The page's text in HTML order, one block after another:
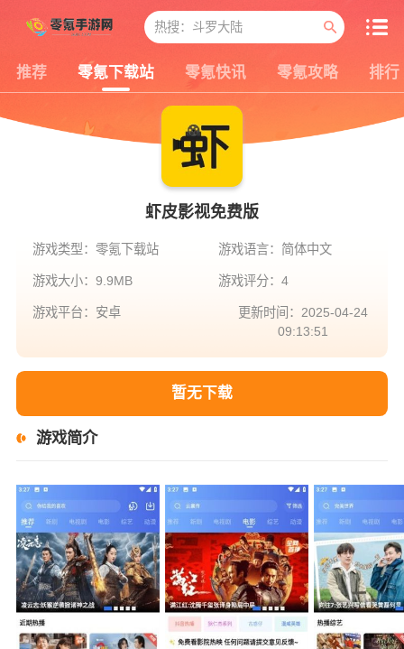
推荐 零氪下载站 零氪快讯 零氪攻略 排行
虾皮影视免费版
游戏类型：零氪下载站 游戏语言：简体中文
游戏大小：9.9MB 游戏评分：4
游戏平台：安卓
更新时间：2025-04-24
09:13:51
暂无下载
游戏简介